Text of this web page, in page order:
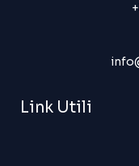
Link Utili